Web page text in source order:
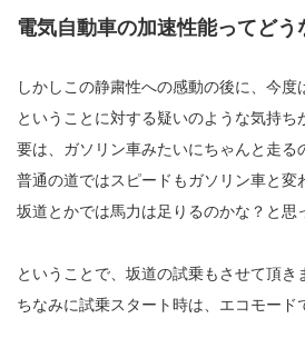
電気自動車の加速性能ってどう
しかしこの静粛性への感動の後に、今度
ということに対する疑いのような気持ち
要は、ガソリン車みたいにちゃんと走る
普通の道ではスピードもガソリン車と変
坂道とかでは馬力は足りるのかな？と思
ということで、坂道の試乗もさせて頂き
ちなみに試乗スタート時は、エコモード